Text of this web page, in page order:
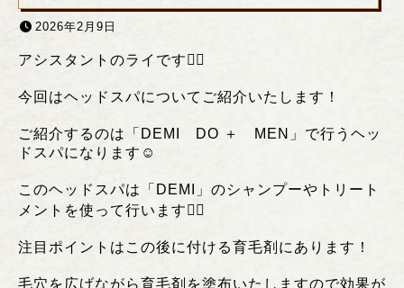
2026年2月9日
アシスタントのライです❤️‍🔥
今回はヘッドスパについてご紹介いたします！
ご紹介するのは「DEMI DO ＋ MEN」で行うヘッ
ドスパになります☺️
このヘッドスパは「DEMI」のシャンプーやトリート
メントを使って行います❤️‍🔥
注目ポイントはこの後に付ける育毛剤にあります！
毛穴を広げながら育毛剤を塗布いたしますので効果が